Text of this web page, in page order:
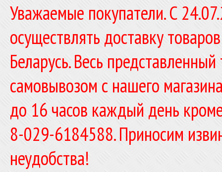
Уважаемые покупатели. C
осуществлять доставку
Беларусь. Весь
самовывозом с нашего
до 16 часов каждый день
8-029-6184588. Приносим
неудобства!